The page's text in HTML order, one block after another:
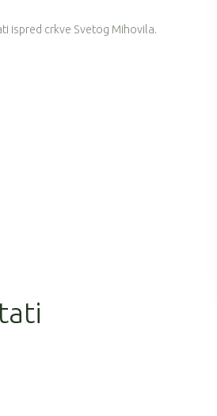
ispred crkve Svetog Mihovila.